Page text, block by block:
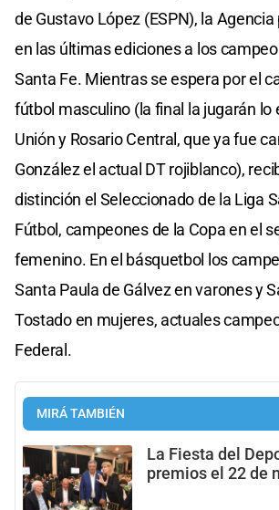
de Gustavo López (ESPN), la
en las últimas ediciones a los
Santa Fe. Mientras se espera por el
fútbol masculino (la final la jugarán lo
Unión y Rosario Central, que ya fue
González el actual DT rojiblanco),
distinción el Seleccionado de la Liga
Fútbol, campeones de la Copa en el
femenino. En el básquetbol los
Santa Paula de Gálvez en varones y
Tostado en mujeres, actuales
Federal.
MIRÁ TAMBIÉN
La Fiesta del
premios el 22 de